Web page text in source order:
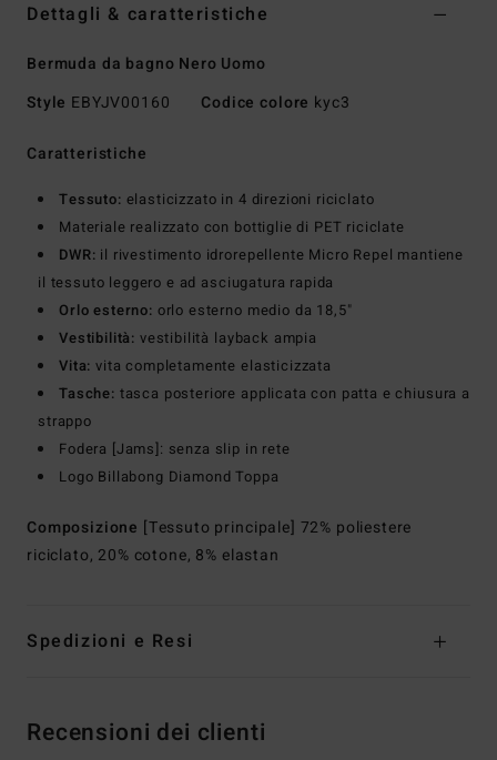
Dettagli & caratteristiche
Bermuda da bagno Nero Uomo
Style EBYJV00160 Codice colore kyc3
Caratteristiche
Tessuto: elasticizzato in 4 direzioni riciclato
Materiale realizzato con bottiglie di PET riciclate
DWR: il rivestimento idrorepellente Micro Repel mantiene
il tessuto leggero e ad asciugatura rapida
Orlo esterno: orlo esterno medio da 18,5"
Vestibilità: vestibilità layback ampia
Vita:vita completamente elasticizzata
Tasche: tasca posteriore applicata con patta e chiusura a
strappo
Fodera [Jams]: senza slip in rete
Logo Billabong Diamond Toppa
Composizione [Tessuto principale] 72% poliestere
riciclato, 20% cotone, 8% elastan
Spedizioni e Resi
Recensioni dei clienti